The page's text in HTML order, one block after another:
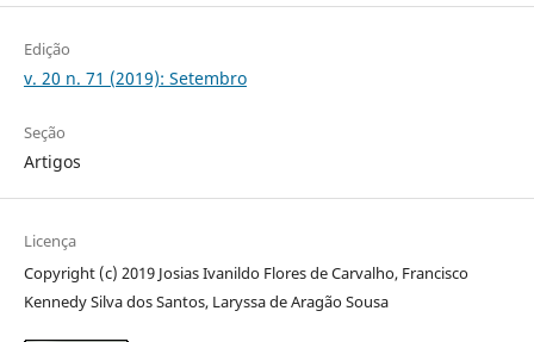
Edição
v. 20 n. 71 (2019): Setembro
Seção
Artigos
Licença
Copyright (c) 2019 Josias Ivanildo Flores de Carvalho, Francisco
Kennedy Silva dos Santos, Laryssa de Aragão Sousa